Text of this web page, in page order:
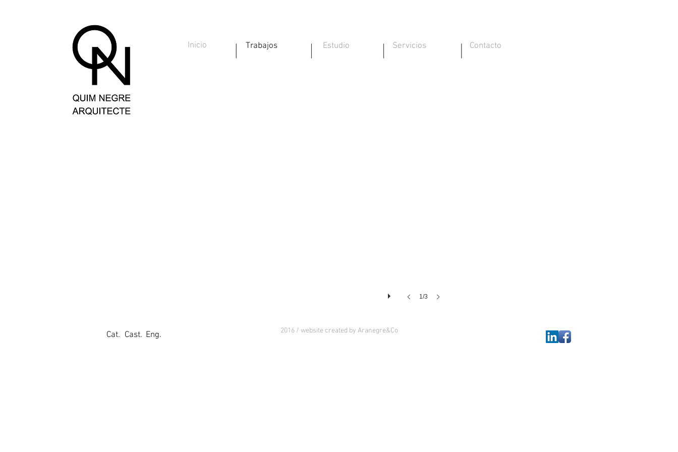
Estudio Servicios Contacto
Inicio Trabajos
39-00339-01
1/3
Cat. Cast. Eng. 2016 / website created by Aranegre&Co